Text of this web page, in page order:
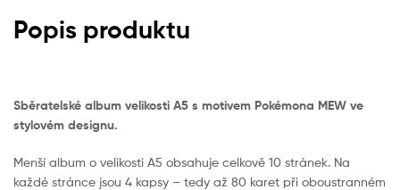
Popis produktu
Sběratelské album velikosti A5 s motivem Pokémona MEW ve
stylovém designu.
Menší album o velikosti A5 obsahuje celkově 10 stránek. Na
každé stránce jsou 4 kapsy – tedy až 80 karet při oboustranném